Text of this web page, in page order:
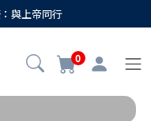
與上帝同行
0